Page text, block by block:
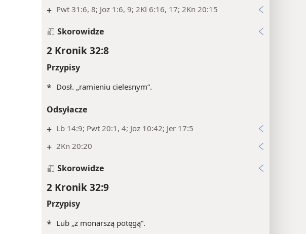
+ Pwt 31:6, 8; Joz 1:6, 9; 2Kl 6:16, 17; 2Kn 20:15
Skorowidze
2 Kronik 32:8
Przypisy
* Dosł. „ramieniu cielesnym”.
Odsyłacze
+ Lb 14:9; Pwt 20:1, 4; Joz 10:42; Jer 17:5
+ 2Kn 20:20
Skorowidze
2 Kronik 32:9
Przypisy
* Lub „z monarszą potęgą”.